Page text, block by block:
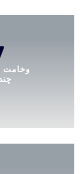
وخامت